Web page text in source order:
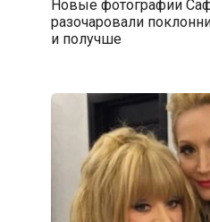
Новые фотографии
разочаровали
и получше